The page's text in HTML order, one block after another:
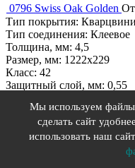
0796 Swiss Oak Golden
Тип покрытия:
Тип соединения: Клеевое
Толщина, мм: 4,5
Размер, мм: 1222x229
Класс: 42
Защитный слой, мм: 0,55
0618 CarmelОт 0 ₽
Тип покрытия:
Тип соединения: Клеевое
Мы используем
сделать сайт
использовать наш